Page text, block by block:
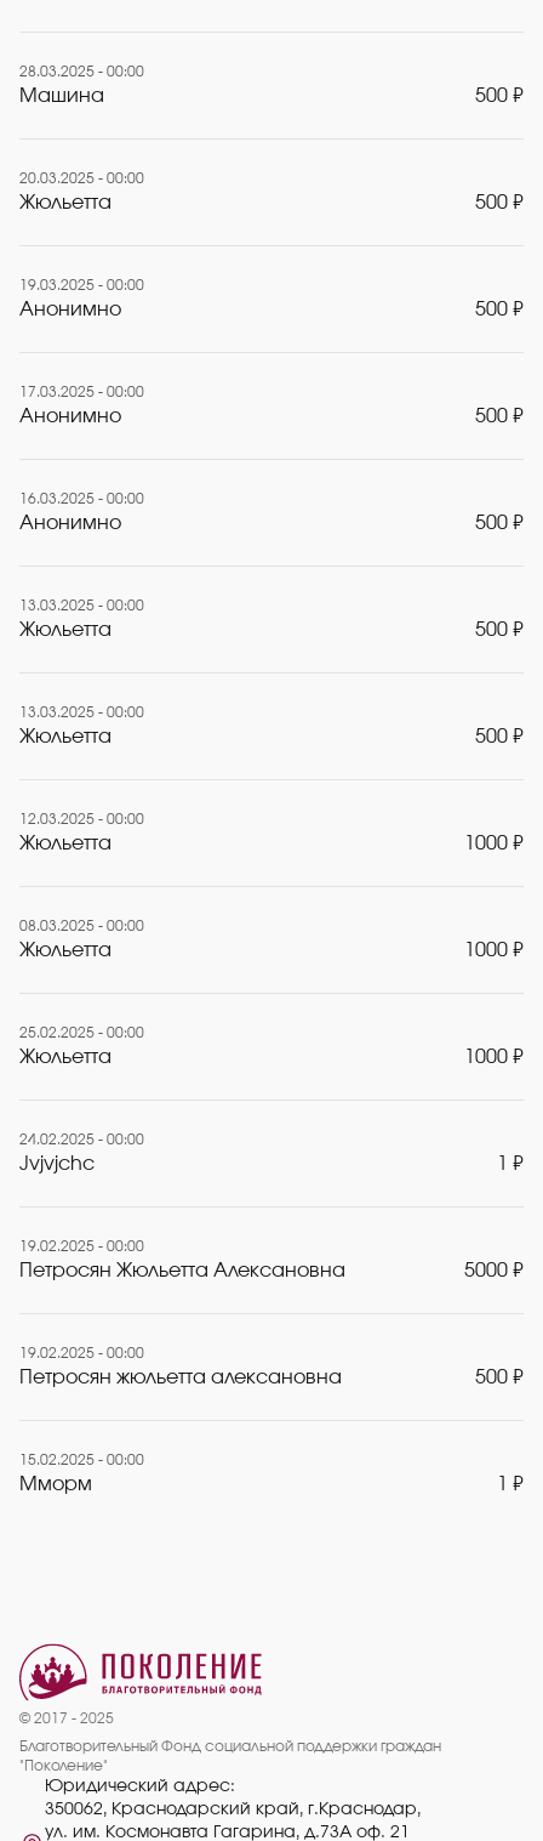
28.03.2025 - 00:00
Машина 500 ₽
20.03.2025 - 00:00
Жюльетта 500 ₽
19.03.2025 - 00:00
Анонимно 500 ₽
17.03.2025 - 00:00
Анонимно 500 ₽
16.03.2025 - 00:00
Анонимно 500 ₽
13.03.2025 - 00:00
Жюльетта 500 ₽
13.03.2025 - 00:00
Жюльетта 500 ₽
12.03.2025 - 00:00
Жюльетта 1000 ₽
08.03.2025 - 00:00
Жюльетта 1000 ₽
25.02.2025 - 00:00
Жюльетта 1000 ₽
24.02.2025 - 00:00
Jvjvjchc 1 ₽
19.02.2025 - 00:00
Петросян Жюльетта Алексановна 5000 ₽
19.02.2025 - 00:00
Петросян жюльетта алексановна 500 ₽
15.02.2025 - 00:00
Мморм 1 ₽
© 2017 - 2025
Благотворительный Фонд социальной поддержки граждан
"Поколение"
Юридический адрес:
350062, Краснодарский край, г.Краснодар,
ул. им. Космонавта Гагарина, д.73А оф. 21